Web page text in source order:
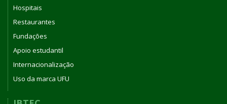
Hospitais
Restaurantes
Fundações
Apoio estudantil
Internacionalização
Uso da marca UFU